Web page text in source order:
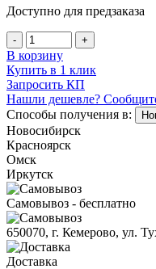
Доступно для предзаказа
- +
В корзину
Купить в 1 клик
Запросить КП
Нашли дешевле?
Способы получения в:
Новосибирск
Красноярск
Омск
Иркутск
Самовывоз - бесплатно
650070, г. Кемерово, ул.
Доставка